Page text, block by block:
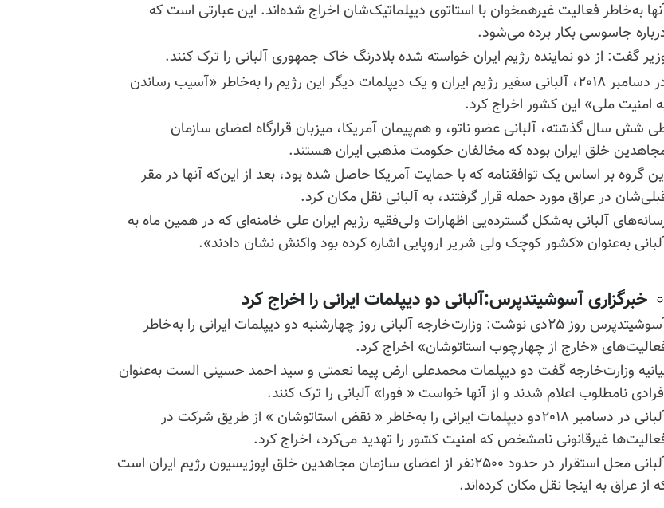
به‌خاطر فعالیت غیرهمخوان با استاتوی دیپلماتیک‌شان اخراج شده‌اند. این عبارتی است که
جاسوسی بکار برده می‌شود.
گفت: از دو نماینده رژیم ایران خواسته شده بلادرنگ خاک جمهوری آلبانی را ترک کنند.
در دسامبر ۲۰۱۸، آلبانی سفیر رژیم ایران و یک دیپلمات دیگر این رژیم را به‌خاطر «آسیب رساندن
امنیت ملی» این کشور اخراج کرد.
شش سال گذشته، آلبانی عضو ناتو، و هم‌پیمان آمریکا، میزبان قرارگاه اعضای سازمان
خلق ایران بوده که مخالفان حکومت مذهبی ایران هستند.
گروه بر اساس یک توافقنامه که با حمایت آمریکا حاصل شده بود، بعد از این‌که آنها در مقر
در عراق مورد حمله قرار گرفتند، به آلبانی نقل مکان کرد.
آلبانی به‌شکل گسترده‌یی اظهارات ولی‌فقیه رژیم ایران علی خامنه‌ای که در همین ماه به
به‌عنوان «کشور کوچک ولی شریر اروپایی اشاره کرده بود واکنش نشان دادند».
خبرگزاری آسوشیتدپرس:آلبانی دو دیپلمات ایرانی را اخراج کرد
آسوشیتدپرس روز ۲۵دی نوشت: وزارت‌خارجه آلبانی روز چهارشنبه دو دیپلمات ایرانی را به‌خاطر
«خارج از چهارچوب استاتوشان» اخراج کرد.
وزارت‌خارجه گفت دو دیپلمات محمدعلی ارض پیما نعمتی و سید احمد حسینی الست به‌عنوان
نامطلوب اعلام شدند و از آنها خواست « فورا» آلبانی را ترک کنند.
در دسامبر ۲۰۱۸دو دیپلمات ایرانی را به‌خاطر « نقض
استاتوشان » از طریق شرکت در
غیرقانونی نامشخص که امنیت کشور را تهدید می‌کرد، اخراج کرد.
آلبانی محل استقرار در حدود ۲۵۰۰نفر از اعضای سازمان مجاهدین خلق اپوزیسیون رژیم ایران است
از عراق به اینجا نقل مکان کرده‌اند.